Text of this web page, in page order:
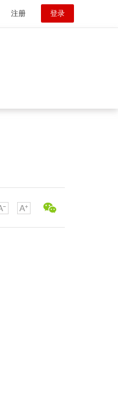
注册 登录